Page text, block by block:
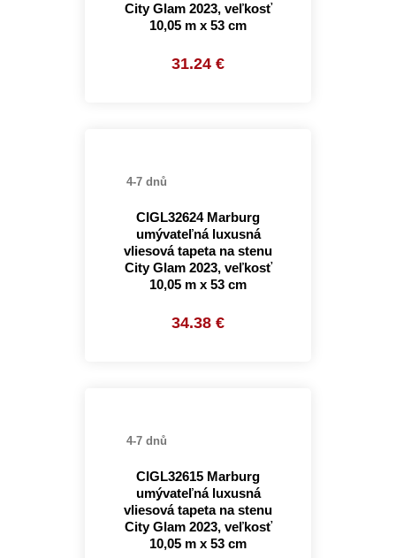
City Glam 2023, veľkosť
10,05 m x 53 cm
31.24 €
4-7 dnů
CIGL32624 Marburg
umývateľná luxusná
vliesová tapeta na stenu
City Glam 2023, veľkosť
10,05 m x 53 cm
34.38 €
4-7 dnů
CIGL32615 Marburg
umývateľná luxusná
vliesová tapeta na stenu
City Glam 2023, veľkosť
10,05 m x 53 cm